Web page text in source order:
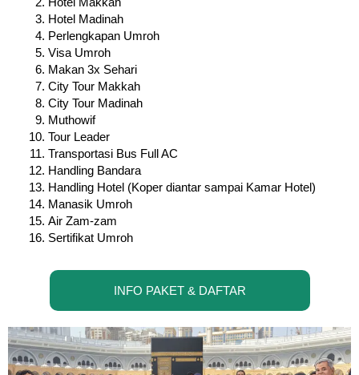
Hotel Madinah
Perlengkapan Umroh
Visa Umroh
Makan 3x Sehari
City Tour Makkah
City Tour Madinah
Muthowif
Tour Leader
Transportasi Bus Full AC
Handling Bandara
Handling Hotel (Koper diantar sampai Kamar Hotel)
Manasik Umroh
Air Zam-zam
Sertifikat Umroh
INFO PAKET & DAFTAR